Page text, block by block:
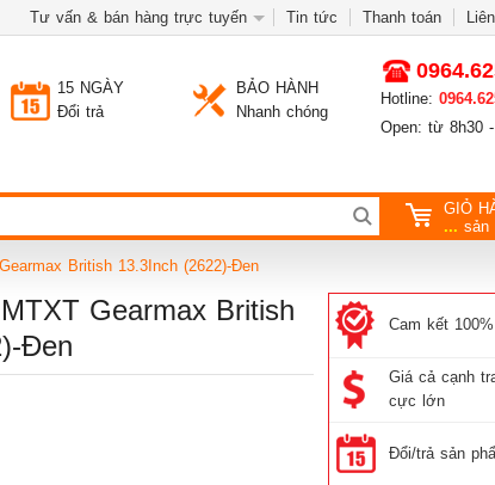
Tư vấn & bán hàng trực tuyến Tin tức Thanh toán
15 NGÀY
Đổi trả
BẢO HÀNH
Nhanh chóng
Hotline:
Open: từ 8h30
GIỎ
... sản
British 13.3Inch (2622)-Đen
Gearmax British
Đen
Cam kết
Giá cả cạnh
cực lớn
Đổi/trả sản